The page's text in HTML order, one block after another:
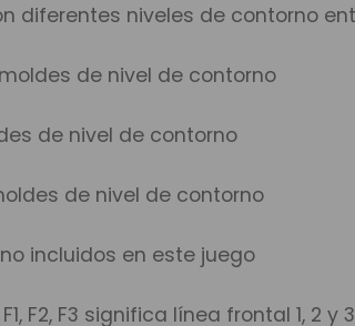
diferentes niveles de contorno
de nivel de contorno
de nivel de contorno
de nivel de contorno
incluidos en este juego
F2, F3 significa línea frontal 1, 2 y